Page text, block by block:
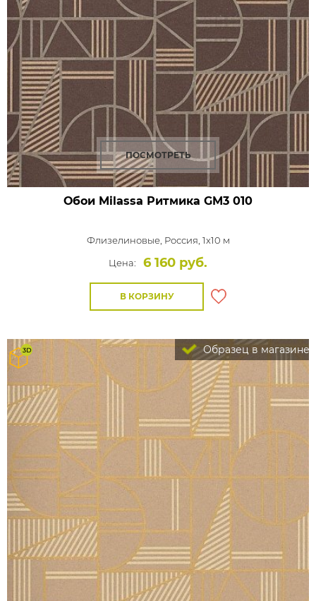
ПОСМОТРЕТЬ
Обои Milassa Ритмика GM3 010
Флизелиновые, Россия, 1x10 м
Цена:
6 160 руб.
В КОРЗИНУ
Образец в магазине